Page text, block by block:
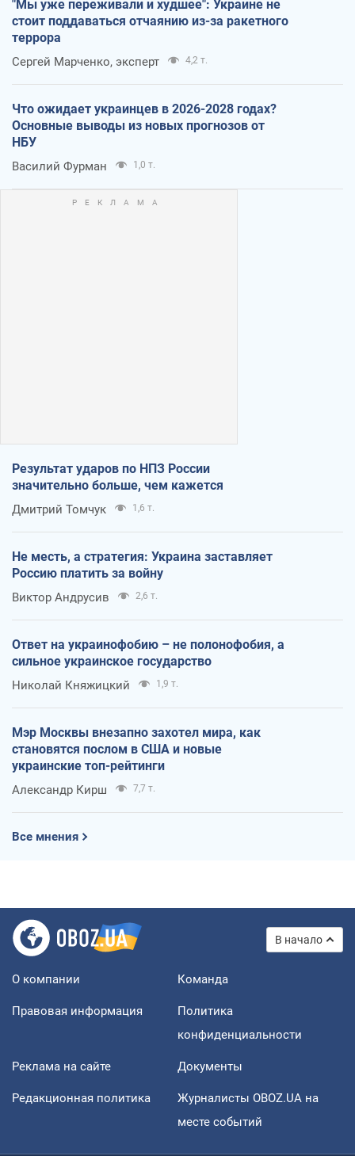
"Мы уже переживали и худшее": Украине не
стоит поддаваться отчаянию из-за ракетного
террора
Сергей Марченко, эксперт 4,2 т.
Что ожидает украинцев в 2026-2028 годах?
Основные выводы из новых прогнозов от
НБУ
Василий Фурман 1,0 т.
Результат ударов по НПЗ России
значительно больше, чем кажется
Дмитрий Томчук 1,6 т.
Не месть, а стратегия: Украина заставляет
Россию платить за войну
Виктор Андрусив 2,6 т.
Ответ на украинофобию – не полонофобия, а
сильное украинское государство
Николай Княжицкий 1,9 т.
Мэр Москвы внезапно захотел мира, как
становятся послом в США и новые
украинские топ-рейтинги
Александр Кирш 7,7 т.
Все мнения
В начало
О компании Команда
Правовая информация
Политика
конфиденциальности
Реклама на сайте Документы
Редакционная политика
Журналисты OBOZ.UA на
месте событий